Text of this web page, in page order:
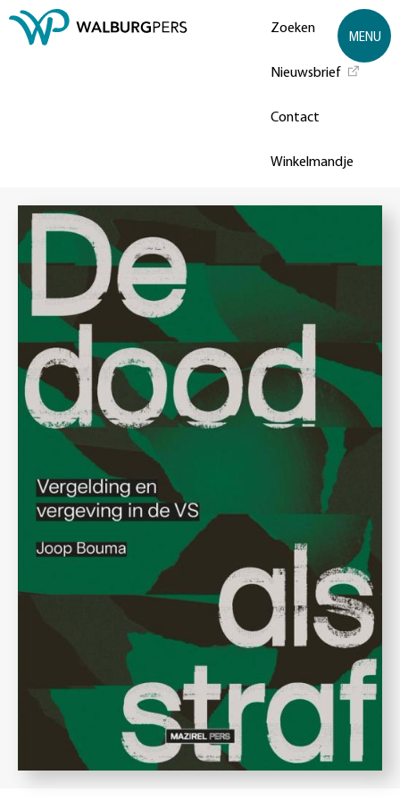
Zoeken
Nieuwsbrief
Contact
Winkelmandje
MENU